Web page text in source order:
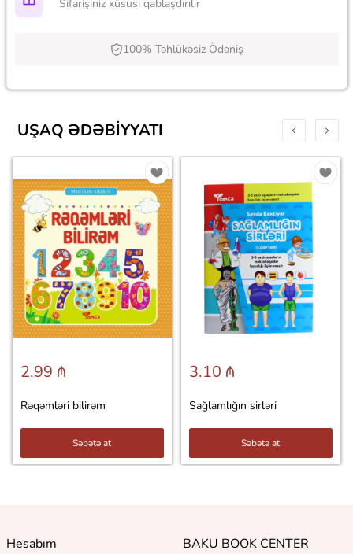
Sifarişiniz xüsusi qablaşdırılır
100% Təhlükəsiz Ödəniş
UŞAQ ƏDƏBIYYATI
2.99 ₼
Rəqəmləri bilirəm
Səbətə at
3.10 ₼
Sağlamlığın sirləri
Səbətə at
Hesabım
BAKU BOOK CENTER